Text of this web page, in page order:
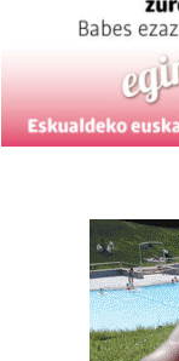
fitxategiak
zerbitzuak
baliatzen gara.
erabiltzeko
irakurri